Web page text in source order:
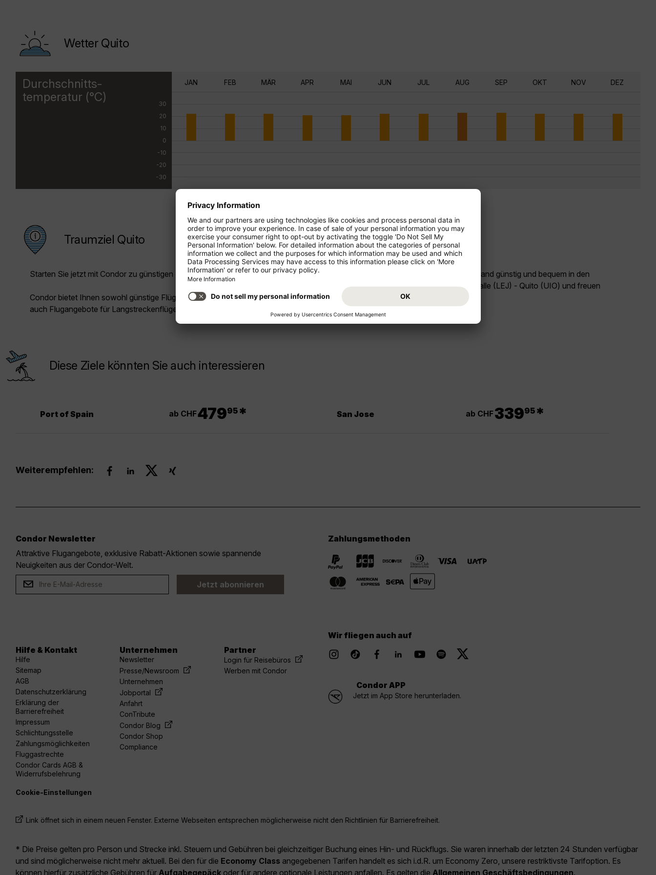
Wetter Quito
Durchschnitts-
temperatur (°C)
30
20
10
0
-10
-20
-30
JAN FEB MÄR APR MAI JUN JUL AUG SEP OKT NOV DEZ
Traumziel Quito
Starten Sie jetzt mit Condor zu günstigen Preisen in Ihren Urlaub!
Condor bietet Ihnen sowohl günstige Flüge für die Kurz- und Mittelstrecke als
auch Flugangebote für Langstreckenflüge.
Starten Sie von Ihrem Abflugsland Deutschland günstig und bequem in den
Urlaub. Buchen Sie jetzt den Flug Leipzig/Halle (LEJ) - Quito (UIO) und freuen
Sie sich auf Ihr Reiseziel Ecuador!
Diese Ziele könnten Sie auch interessieren
Port of Spain ab CHF47995 * San Jose ab CHF33995 *
Weiterempfehlen:
Condor Newsletter
Attraktive Flugangebote, exklusive Rabatt-Aktionen sowie spannende
Neuigkeiten aus der Condor-Welt.
Jetzt abonnieren
Zahlungsmethoden
Hilfe & Kontakt
Hilfe
Sitemap
AGB
Datenschutzerklärung
Erklärung der
Barrierefreiheit
Impressum
Schlichtungsstelle
Zahlungsmöglichkeiten
Fluggastrechte
Condor Cards AGB &
Widerrufsbelehrung
Unternehmen
Newsletter
Presse/Newsroom
Unternehmen
Jobportal
Anfahrt
ConTribute
Condor Blog
Condor Shop
Compliance
Partner
Login für Reisebüros
Werben mit Condor
Wir fliegen auch auf
Condor APP
Jetzt im App Store herunterladen.
Cookie-Einstellungen
Link öffnet sich in einem neuen Fenster. Externe Webseiten entsprechen möglicherweise nicht den Richtlinien für Barrierefreiheit.
* Die Preise gelten pro Person und Strecke inkl. Steuern und Gebühren bei gleichzeitiger Buchung eines Hin- und Rückflugs. Sie waren innerhalb der letzten 24 Stunden verfügbar
und sind möglicherweise nicht mehr aktuell. Bei den für die Economy Class angegebenen Tarifen handelt es sich i.d.R. um Economy Zero, unsere restriktivste Tarifoption. Es
können hierfür zusätzliche Gebühren für Aufgabegepäck oder für andere optionale Leistungen anfallen. Es gelten die Allgemeinen Geschäftsbedingungen.